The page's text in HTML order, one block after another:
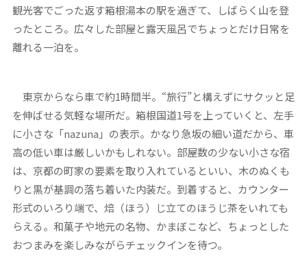
観光客でごった返す箱根湯本の駅を過ぎて、しばらく山を登
ったところ。広々した部屋と露天風呂でちょっとだけ日常を
離れる一泊を。
東京からなら車で約1時間半。“旅行”と構えずにサクッと足
を伸ばせる気軽な場所だ。箱根国道1号を上っていくと、左手
に小さな「nazuna」の表示。かなり急坂の細い道だから、車
高の低い車は厳しいかもしれない。部屋数の少ない小さな宿
は、京都の町家の要素を取り入れているといい、木のぬくも
りと黒が基調の落ち着いた内装だ。到着すると、カウンター
形式のいろり端で、焙（ほう）じ立てのほうじ茶をいれても
らえる。和菓子や地元の名物、かまぼこなど、ちょっとした
おつまみを楽しみながらチェックインを待つ。